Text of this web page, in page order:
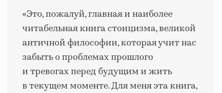
«Это, пожалуй, главная и наиболее
читабельная книга стоицизма, великой
античной философии, которая учит нас
забыть о проблемах прошлого
и тревогах перед будущим и жить
в текущем моменте. Для меня эта книга,